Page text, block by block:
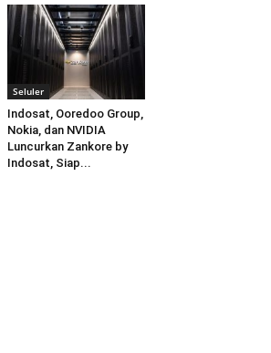
Seluler
Indosat, Ooredoo Group,
Nokia, dan NVIDIA
Luncurkan Zankore by
Indosat, Siap...